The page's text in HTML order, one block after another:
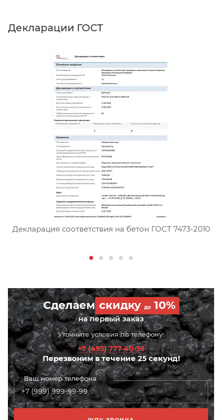
Декларации ГОСТ
Сертификат соответствия
Декларация соответствия на бетон ГОСТ 7473-2010
Сделаем скидку до10%
на первый заказ
Уточните условия по телефону:
+7 (495) 777-40-36
Перезвоним в течение 25 секунд!
Ваш номер телефона